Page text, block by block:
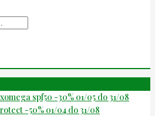
spf50 -30% 01/05 do 31/08
-50% 01/04 do 31/08